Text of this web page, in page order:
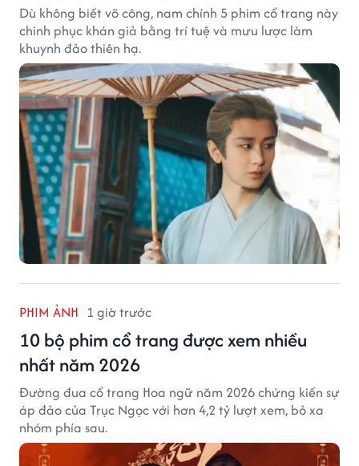
Dù không biết võ công, nam chính 5 phim cổ trang này
chinh phục khán giả bằng trí tuệ và mưu lược làm
khuynh đảo thiên hạ.
PHIM ẢNH 1 giờ trước
10 bộ phim cổ trang được xem nhiều
nhất năm 2026
Đường đua cổ trang Hoa ngữ năm 2026 chứng kiến sự
áp đảo của Trục Ngọc với hơn 4,2 tỷ lượt xem, bỏ xa
nhóm phía sau.